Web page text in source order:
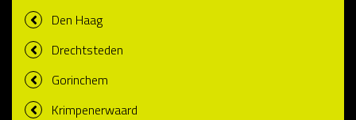
Den Haag
Drechtsteden
Gorinchem
Krimpenerwaard